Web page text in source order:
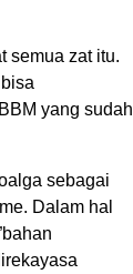
semua zat itu.
yang sudah
sebagai
Dalam hal